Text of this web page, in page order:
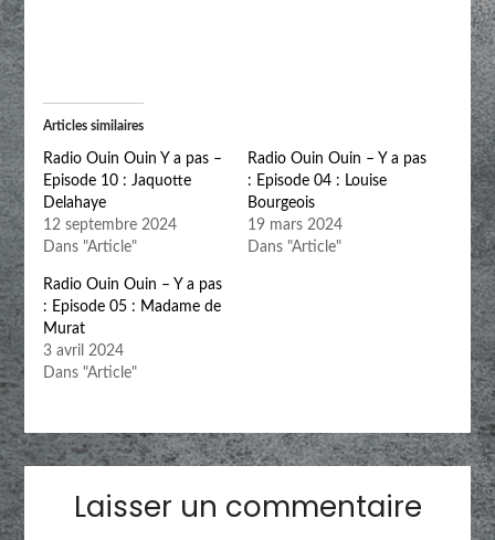
Articles similaires
Radio Ouin Ouin Y a pas –
Episode 10 : Jaquotte
Delahaye
12 septembre 2024
Dans "Article"
Radio Ouin Ouin – Y a pas
: Episode 04 : Louise
Bourgeois
19 mars 2024
Dans "Article"
Radio Ouin Ouin – Y a pas
: Episode 05 : Madame de
Murat
3 avril 2024
Dans "Article"
Laisser un commentaire